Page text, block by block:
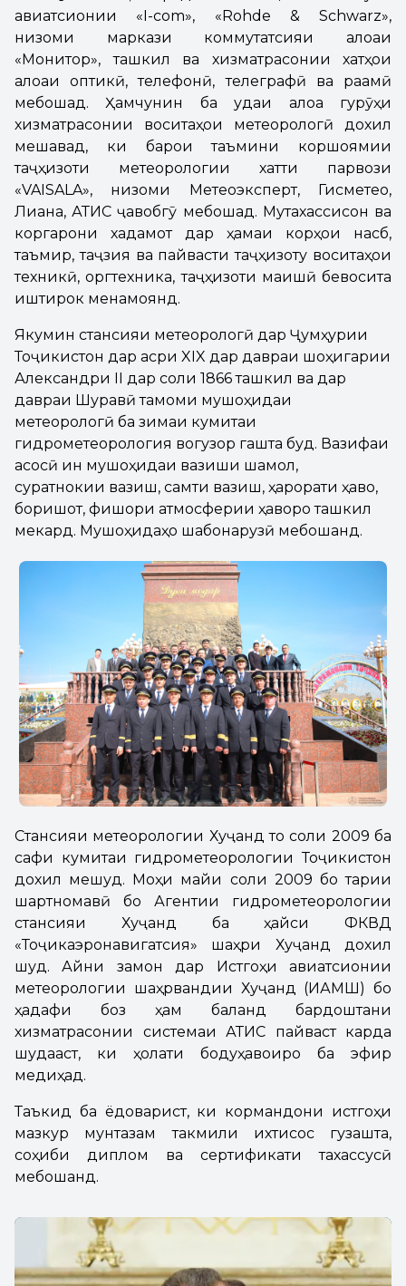
авиатсионии «I-com», «Rohde & Schwarz»,
низоми маркази коммутатсияи алоқаи
«Монитор», ташкил ва хизматрасонии хатҳои
алоқаи оптикӣ, телефонӣ, телеграфӣ ва рақамӣ
мебошад. Ҳамчунин ба уқдаи алоқа гурӯҳи
хизматрасонии воситаҳои метеорологӣ дохил
мешавад, ки барои таъмини коршоямии
таҷҳизоти метеорологии хатти парвози
«VAISALA», низоми Метеоэксперт, Гисметео,
Лиана, АТИС ҷавобгӯ мебошад. Мутахассисон ва
коргарони хадамот дар ҳамаи корҳои насб,
таъмир, таҷзия ва пайвасти таҷҳизоту воситаҳои
техникӣ, оргтехника, таҷҳизоти маишӣ бевосита
иштирок менамоянд.
Якумин стансияи метеорологӣ дар Ҷумҳурии
Тоҷикистон дар асри XIX дар давраи шоҳигарии
Александри II дар соли 1866 ташкил ва дар
давраи Шуравӣ тамоми мушоҳидаи
метеорологӣ ба зимаи кумитаи
гидрометеорология вогузор гашта буд. Вазифаи
асосӣ ин мушоҳидаи вазиши шамол,
суратнокии вазиш, самти вазиш, ҳарорати ҳаво,
боришот, фишори атмосферии ҳаворо ташкил
мекард. Мушоҳидаҳо шабонарузӣ мебошанд.
Стансияи метеорологии Хуҷанд то соли 2009 ба
сафи кумитаи гидрометеорологии Тоҷикистон
дохил мешуд. Моҳи майи соли 2009 бо тариқи
шартномавӣ бо Агентии гидрометеорологии
стансияи Хуҷанд ба ҳайси ФКВД
«Тоҷикаэронавигатсия» шаҳри Хуҷанд дохил
шуд. Айни замон дар Истгоҳи авиатсионии
метеорологии шаҳрвандии Хуҷанд (ИАМШ) бо
ҳадафи боз ҳам баланд бардоштани
хизматрасонии системаи АТИС пайваст карда
шудааст, ки ҳолати бодуҳавоиро ба эфир
медиҳад.
Таъкид ба ёдоварист, ки кормандони истгоҳи
мазкур мунтазам такмили ихтисос гузашта,
соҳиби диплом ва сертификати тахассусӣ
мебошанд.